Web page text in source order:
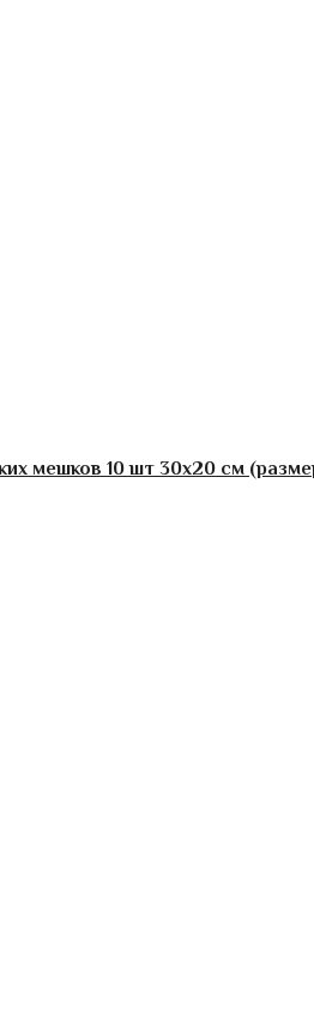
мешков 10 шт 30х20 см